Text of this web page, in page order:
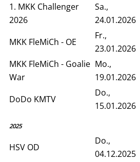
1. MKK Challenger
2026
Sa.,
24.01.2026
MKK FleMiCh - OE
Fr.,
23.01.2026
MKK FleMiCh - Goalie
War
Mo.,
19.01.2026
DoDo KMTV
Do.,
15.01.2026
2025
HSV OD
Do.,
04.12.2025